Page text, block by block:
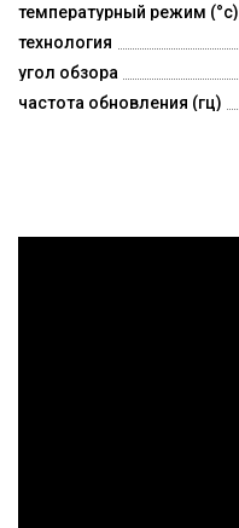
температурный режим (°c)
технология
угол обзора
частота обновления (гц)